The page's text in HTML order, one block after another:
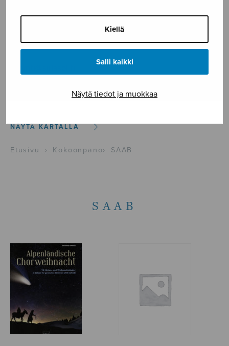
Kiellä
Salli kaikki
Näytä tiedot ja muokkaa
Tallberginkatu 1 B, 1,5 krs.
00180 Helsinki
NÄYTÄ KARTALLA
Etusivu › Kokoonpano› SAAB
SAAB